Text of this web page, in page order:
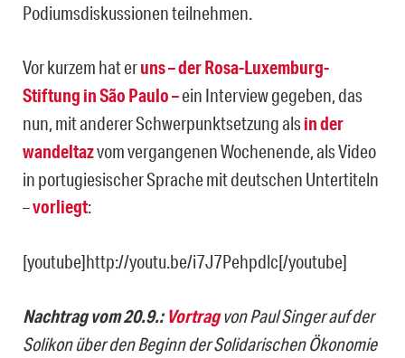
Podiumsdiskussionen teilnehmen.
Vor kurzem hat eruns – der Rosa-Luxemburg-
Stiftung in São Paulo –ein Interview gegeben, das
nun, mit anderer Schwerpunktsetzung alsin der
wandeltazvom vergangenen Wochenende, als Video
in portugiesischer Sprache mit deutschen Untertiteln
–vorliegt:
[youtube]http://youtu.be/i7J7Pehpdlc[/youtube]
Nachtrag vom 20.9.: Vortragvon Paul Singer auf der
Solikon über den Beginn der Solidarischen Ökonomie